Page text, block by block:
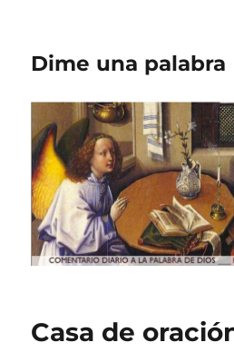
Dime una palabra
Casa de